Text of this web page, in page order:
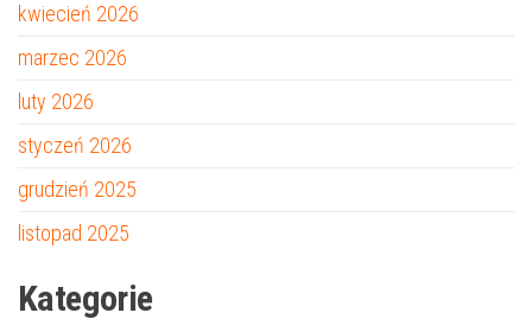
kwiecień 2026
marzec 2026
luty 2026
styczeń 2026
grudzień 2025
listopad 2025
Kategorie